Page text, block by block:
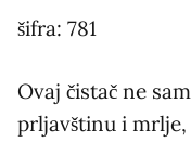
šifra: 781
Ovaj čistač ne
prljavštinu i